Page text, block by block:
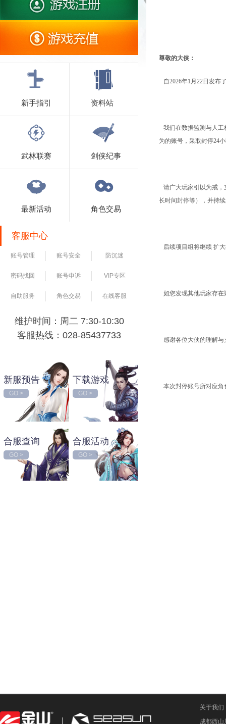
新手指引 资料站
武林联赛 剑侠纪事
最新活动 角色交易
客服中心
账号管理 账号安全 防沉迷
密码找回 账号申诉 VIP专区
自助服务 角色交易 在线客服
维护时间：周二 7:30-10:30
客服热线：028-85437733
新服预告
GO >
下载游戏
GO >
合服查询
GO >
合服活动
GO >
尊敬的大侠：
自2026年1月22日发布
我们在数据监测与人工
为的账号，采取封停24
请广大玩家引以为戒，
长时间封停等），并持
后续项目组将继续 扩
如您发现其他玩家存在
感谢各位大侠的理解与
本次封停账号所对应角
关于我们
成都西山